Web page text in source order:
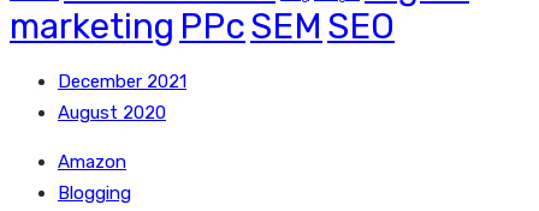
marketing PPcSEM SEO
December 2021
August 2020
Amazon
Blogging